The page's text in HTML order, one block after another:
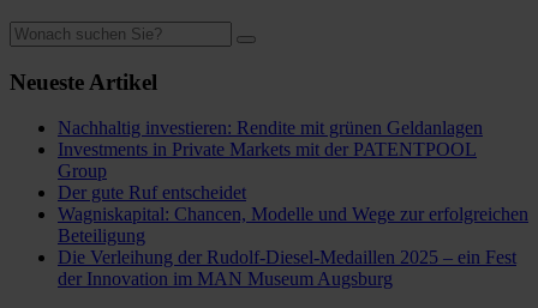
Neueste Artikel
Nachhaltig investieren: Rendite mit grünen Geldanlagen
Investments in Private Markets mit der PATENTPOOL
Group
Der gute Ruf entscheidet
Wagniskapital: Chancen, Modelle und Wege zur erfolgreichen
Beteiligung
Die Verleihung der Rudolf-Diesel-Medaillen 2025 – ein Fest
der Innovation im MAN Museum Augsburg